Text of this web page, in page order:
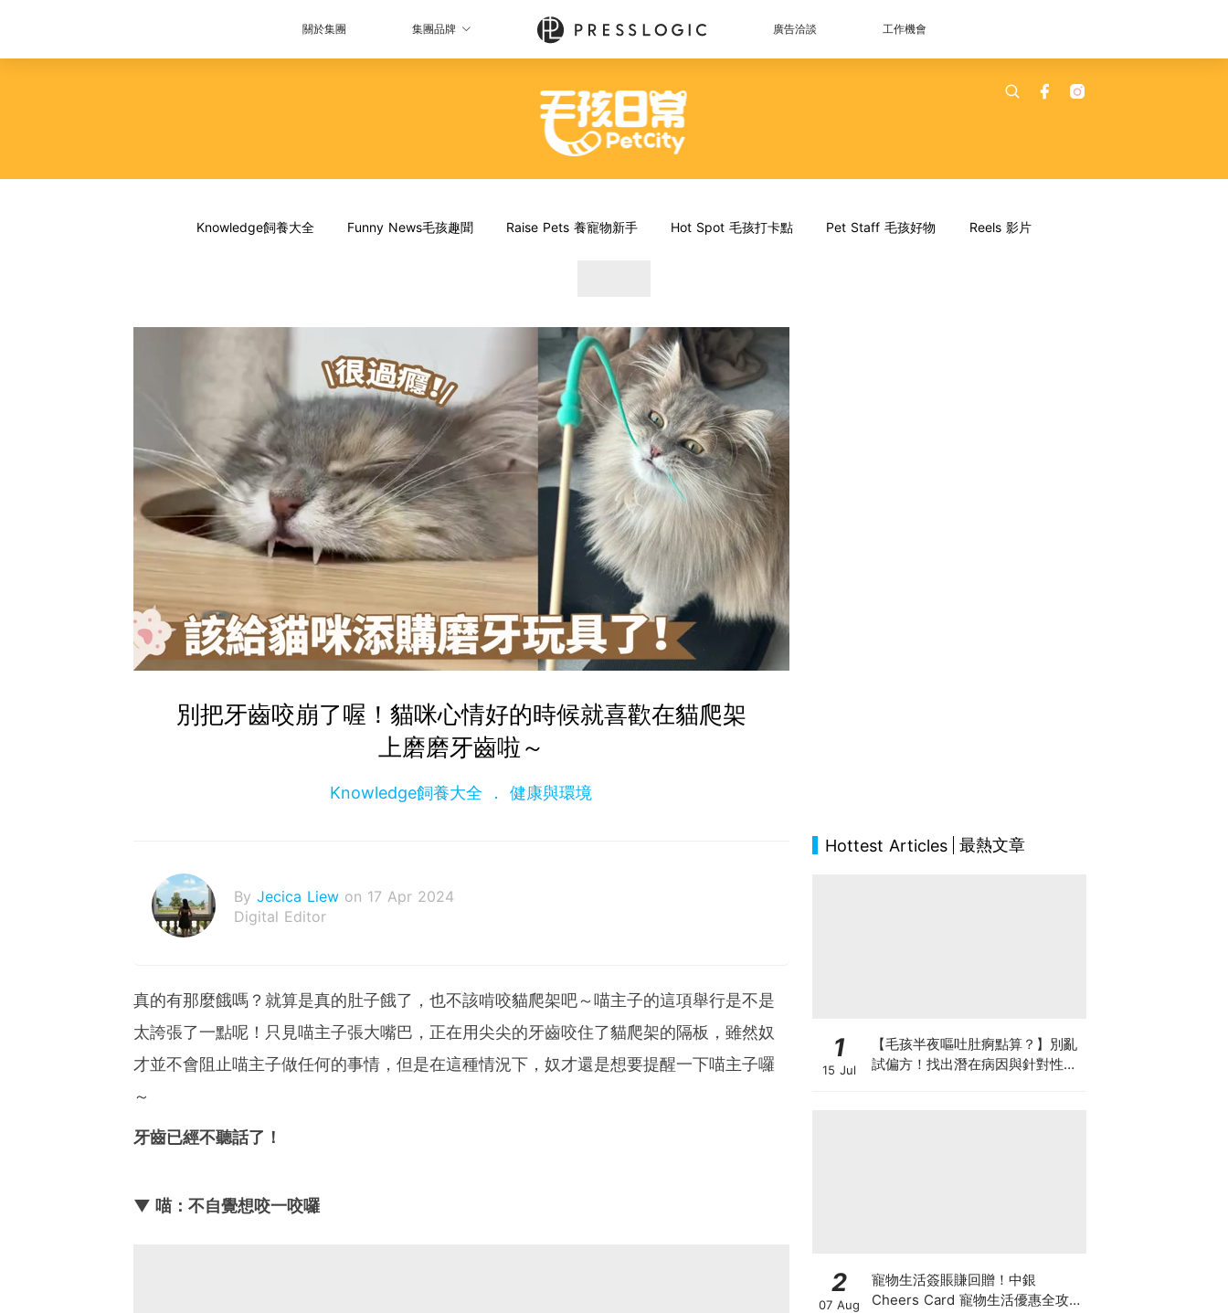
關於集團 集團品牌 廣告洽談 工作機會
Knowledge飼養大全 Funny News毛孩趣聞 Raise Pets 養寵物新手 Hot Spot 毛孩打卡點 Pet Staff 毛孩好物 Reels 影片
別把牙齒咬崩了喔！貓咪心情好的時候就喜歡在貓爬架
上磨磨牙齒啦～
Knowledge飼養大全 健康與環境
By Jecica Liew on 17 Apr 2024
Digital Editor
真的有那麼餓嗎？就算是真的肚子餓了，也不該啃咬貓爬架吧～喵主子的這項舉行是不是
太誇張了一點呢！只見喵主子張大嘴巴，正在用尖尖的牙齒咬住了貓爬架的隔板，雖然奴
才並不會阻止喵主子做任何的事情，但是在這種情況下，奴才還是想要提醒一下喵主子囉
～
牙齒已經不聽話了！
▼ 喵：不自覺想咬一咬囉
Hottest Articles 最熱文章
1
15 Jul
【毛孩半夜嘔吐肚痾點算？】別亂
試偏方！找出潛在病因與針對性營
2
07 Aug
寵物生活簽賬賺回贈！中銀
Cheers Card 寵物生活優惠全攻